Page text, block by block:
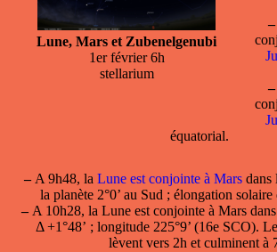
Lune, Mars et Zubenelgenubi
1er février 6h
stellarium
–
–
équatorial.
–A 9h48, la Lune est conjointe à Mars dans
la planète 2°0’ au Sud ; élongation
–A 10h28, la Lune est conjointe à Mars
Δ +1°48’ ; longitude 225°9’ (16e SCO).
lèvent vers 2h et culminent à